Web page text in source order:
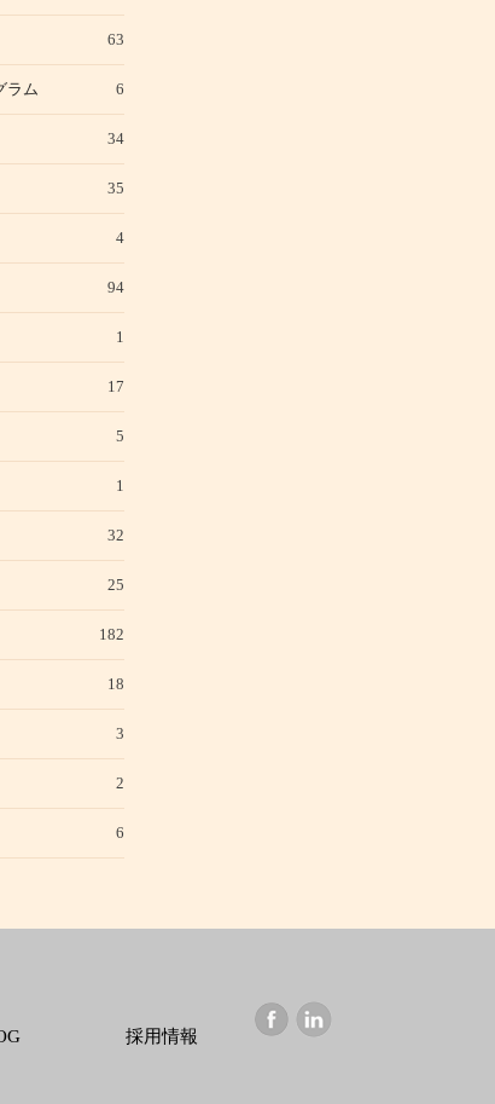
63
ラム 6
34
35
4
94
1
17
5
1
32
25
182
18
3
2
6
採用情報